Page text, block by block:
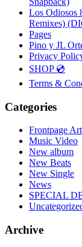
Los Odiosos
Remixes)
Pages
Pino y JL
Privacy
SHOP 💿
Terms &
Categories
Frontpage
Music Video
New album
New Beats
New Single
News
SPECIAL
Archive